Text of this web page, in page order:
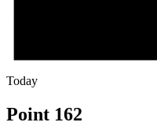
Today
Point 162